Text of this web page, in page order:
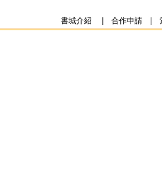
書城介紹 合作申請|